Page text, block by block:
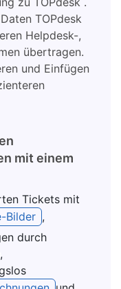
TOPdesk
Helpdesk-,
übertragen.
und Einfügen
mit einem
Tickets mit
Bilder ,
durch